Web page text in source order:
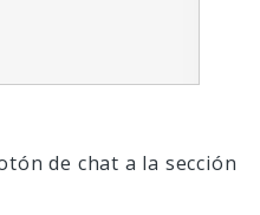
de chat a la sección